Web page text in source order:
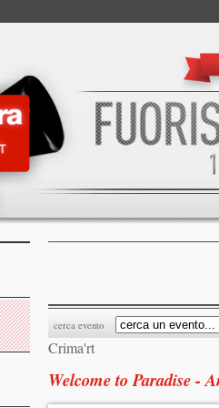
cerca evento
Crima'rt
Welcome to Paradise -